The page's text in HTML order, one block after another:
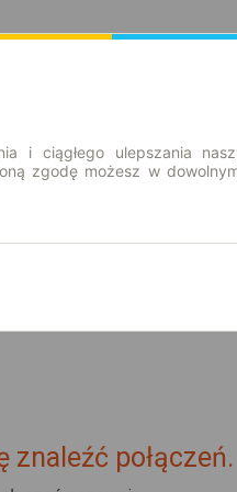
znaleźć połączeń.
i ciągłego ulepszania
zgodę możesz w